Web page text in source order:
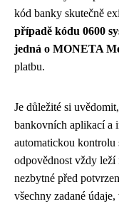
kód banky skutečně
případě kódu 0600
jedná o MONETA
platbu.
Je důležité si
bankovních aplikací a
automatickou kontrolu
odpovědnost vždy leží
nezbytné před
všechny zadané